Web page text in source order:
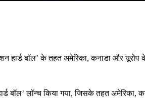
हार्ड बॉल’ के तहत अमेरिका, कनाडा और
बॉल’ लॉन्च किया गया, जिसके तहत